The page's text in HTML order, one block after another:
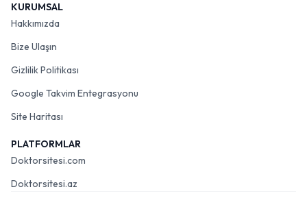
KURUMSAL
Hakkımızda
Bize Ulaşın
Gizlilik Politikası
Google Takvim Entegrasyonu
Site Haritası
PLATFORMLAR
Doktorsitesi.com
Doktorsitesi.az